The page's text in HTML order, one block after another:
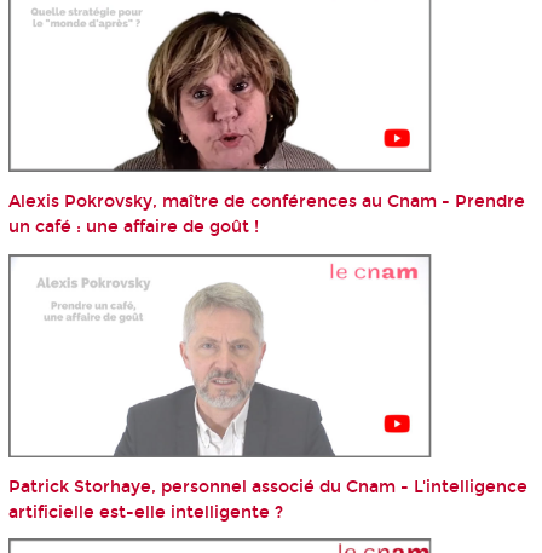
Alexis Pokrovsky, maître de conférences au Cnam - Prendre
un café : une affaire de goût !
Patrick Storhaye, personnel associé du Cnam - L'intelligence
artificielle est-elle intelligente ?